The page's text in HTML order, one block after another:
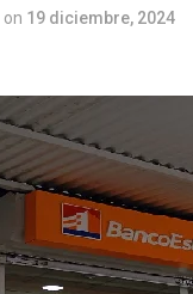
on 19 diciembre, 2024